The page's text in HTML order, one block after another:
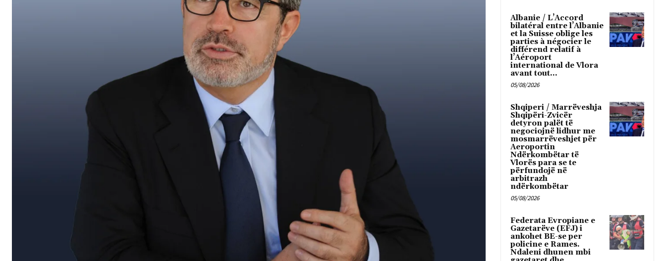
Albanie / L’Accord
bilatéral entre l’Albanie
et la Suisse oblige les
parties à négocier le
différend relatif à
l’Aéroport
international de Vlora
avant tout...
05/08/2026
Shqiperi / Marrëveshja
Shqipëri-Zvicër
detyron palët të
negociojnë lidhur me
mosmarrëveshjet për
Aeroportin
Ndërkombëtar të
Vlorës para se te
përfundojë në
arbitrazh
ndërkombëtar
05/08/2026
Federata Evropiane e
Gazetarëve (EFJ) i
ankohet BE-se per
policine e Rames.
Ndaleni dhunen mbi